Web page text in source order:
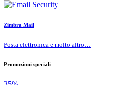
Zimbra Mail
Posta elettronica e molto altro…
Promozioni speciali